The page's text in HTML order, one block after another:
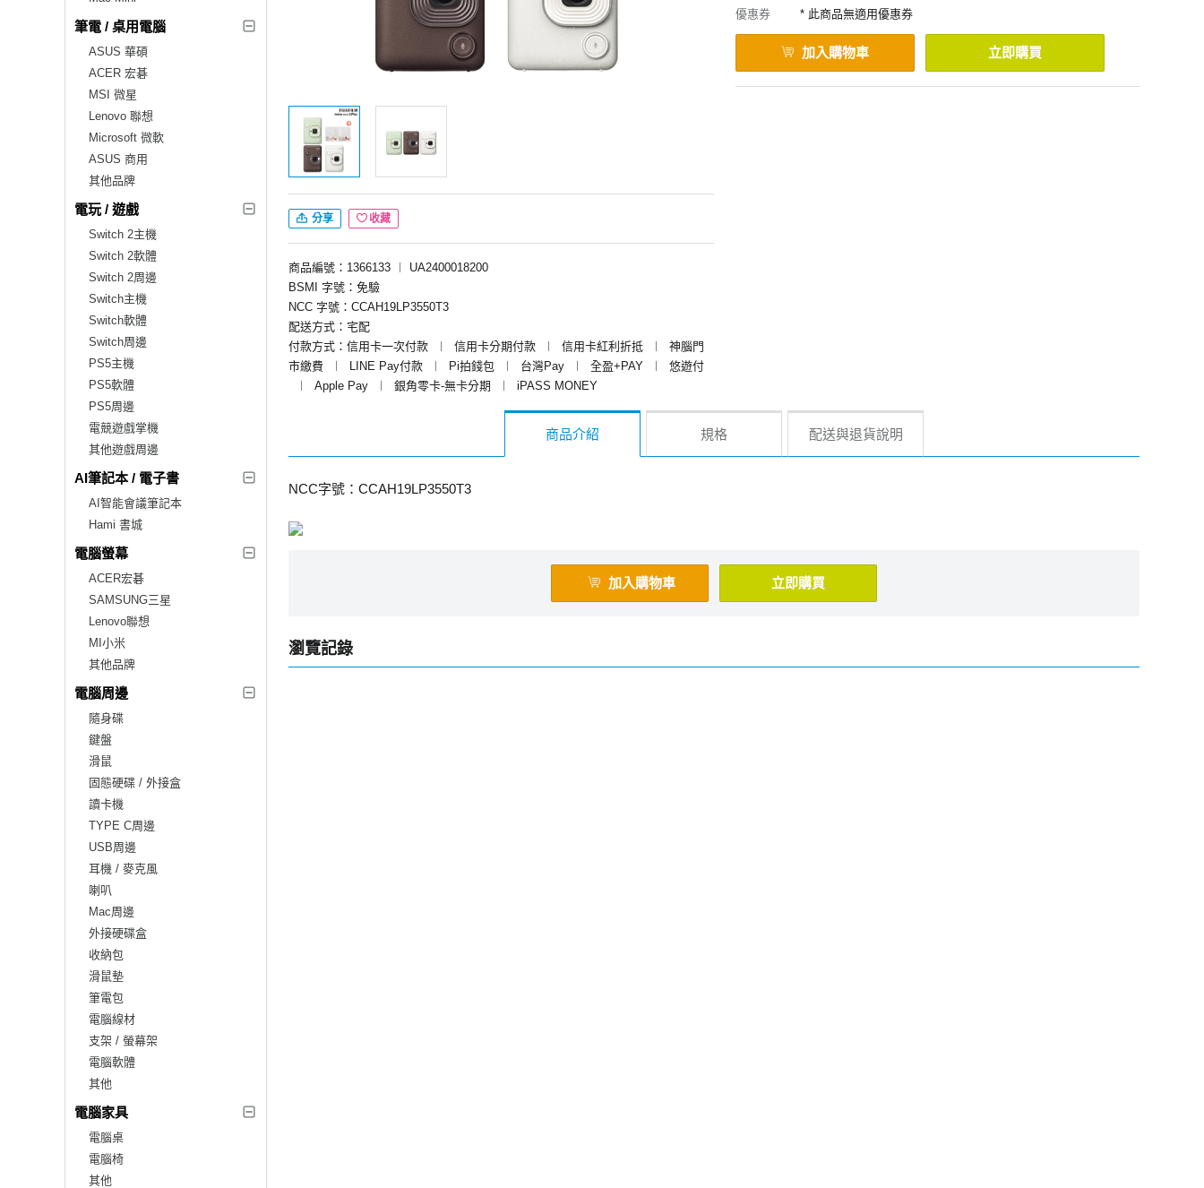
筆電 / 桌用電腦
ASUS 華碩
ACER 宏碁
MSI 微星
Lenovo 聯想
Microsoft 微軟
ASUS 商用
其他品牌
電玩 / 遊戲
Switch 2主機
Switch 2軟體
Switch 2周邊
Switch主機
Switch軟體
Switch周邊
PS5主機
PS5軟體
PS5周邊
電競遊戲掌機
其他遊戲周邊
AI筆記本 / 電子書
AI智能會議筆記本
Hami 書城
電腦螢幕
ACER宏碁
SAMSUNG三星
Lenovo聯想
MI小米
其他品牌
電腦周邊
隨身碟
鍵盤
滑鼠
固態硬碟 / 外接盒
讀卡機
TYPE C周邊
USB周邊
耳機 / 麥克風
喇叭
Mac周邊
外接硬碟盒
收納包
滑鼠墊
筆電包
電腦線材
支架 / 螢幕架
電腦軟體
其他
電腦家具
電腦桌
電腦椅
其他
分享 收藏
商品編號：1366133 ︱
UA2400018200
BSMI 字號：免驗
NCC 字號：CCAH19LP3550T3
配送方式：宅配
付款方式：信用卡一次付款
︱ 信用卡分期付款 ︱ 信用卡紅利折抵 ︱
神腦門
市繳費
︱ LINE Pay付款 ︱ Pi拍錢包 ︱ 台灣Pay ︱ 全盈+PAY ︱
悠遊付
︱
Apple Pay ︱ 銀角零卡-無卡分期 ︱ iPASS MONEY
優惠券 * 此商品無適用優惠券
加入購物車 立即購買
商品介紹 規格 配送與退貨說明
NCC字號：CCAH19LP3550T3
加入購物車 立即購買
瀏覽記錄